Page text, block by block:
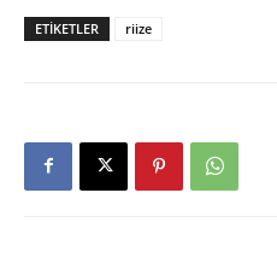
ETIKETLER riize